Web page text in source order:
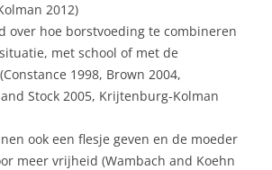
2012)
over hoe borstvoeding te combineren
met school of met de
1998, Brown 2004,
Stock 2005, Krijtenburg-Kolman
ook een flesje geven en de moeder
meer vrijheid (Wambach and Koehn